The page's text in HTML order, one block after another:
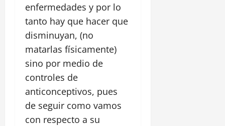
enfermedades y por lo
tanto hay que hacer que
disminuyan, (no
matarlas físicamente)
sino por medio de
controles de
anticonceptivos, pues
de seguir como vamos
con respecto a su